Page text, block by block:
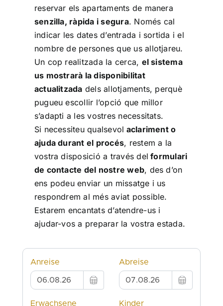
reservar els apartaments de manera
senzilla, ràpida i segura. Només cal
indicar les dates d’entrada i sortida i el
nombre de persones que us allotjareu.
Un cop realitzada la cerca, el sistema
us mostrarà la disponibilitat
actualitzada dels allotjaments, perquè
pugueu escollir l’opció que millor
s’adapti a les vostres necessitats.
Si necessiteu qualsevol aclariment o
ajuda durant el procés, restem a la
vostra disposició a través del formulari
de contacte del nostre web, des d’on
ens podeu enviar un missatge i us
respondrem al més aviat possible.
Estarem encantats d’atendre-us i
ajudar-vos a preparar la vostra estada.